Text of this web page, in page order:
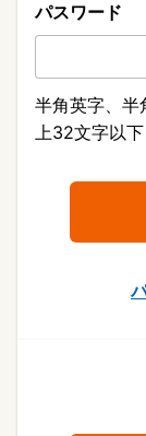
パスワード
半角英字、半
上32文字以下